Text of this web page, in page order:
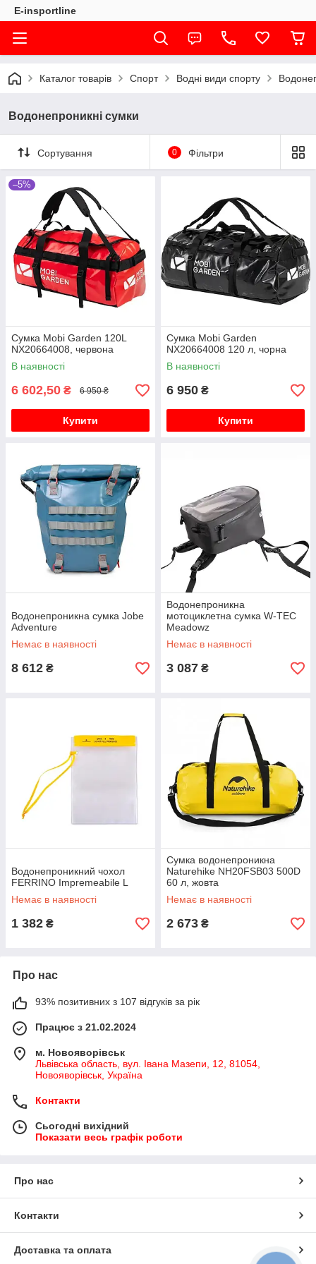
E-insportline
Каталог товарів Спорт Водні види спорту
Водонепроникні сумки
Сортування 0 Фільтри
–5%
Сумка Mobi Garden 120L
NX20664008, червона
В наявності
6 602,50 ₴ 6 950 ₴
Купити
Сумка Mobi Garden
NX20664008 120 л, чорна
В наявності
6 950 ₴
Купити
Водонепроникна сумка Jobe
Adventure
Немає в наявності
8 612 ₴
Водонепроникна
мотоциклетна сумка W-TEC
Meadowz
Немає в наявності
3 087 ₴
Водонепроникний чохол
FERRINO Impremeabile L
Немає в наявності
1 382 ₴
Сумка водонепроникна
Naturehike NH20FSB03 500D
60 л, жовта
Немає в наявності
2 673 ₴
Про нас
93% позитивних з 107 відгуків за рік
Працює з 21.02.2024
м. Новояворівськ
Львівська область, вул. Івана Мазепи, 12, 81054,
Новояворівськ, Україна
Контакти
Сьогодні вихідний
Показати весь графік роботи
Про нас
Контакти
Доставка та оплата